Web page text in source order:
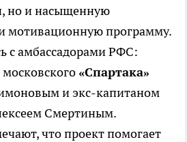
но и насыщенную
мотивационную программу.
с амбассадорами РФС:
«Спартака»
и экс-капитаном
Смертиным.
что проект помогает